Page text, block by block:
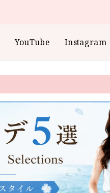
YouTube Instagram